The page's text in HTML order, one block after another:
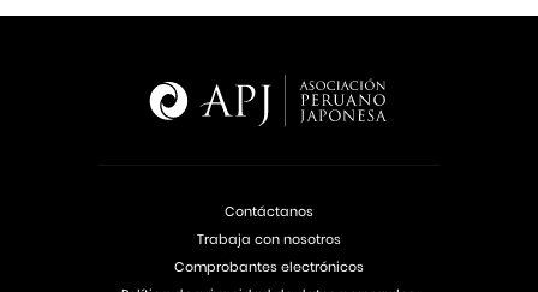
Contáctanos
Trabaja con nosotros
Comprobantes electrónicos